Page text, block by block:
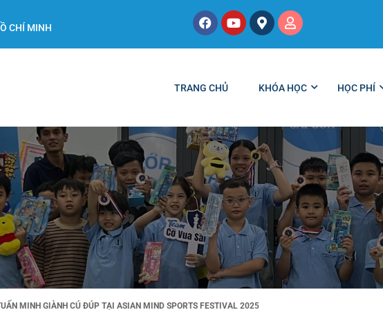
CHÍ MINH
TRANG CHỦ KHÓA HỌC HỌC PHÍ
MINH GIÀNH CÚ ĐÚP TẠI ASIAN MIND SPORTS FESTIVAL 2025